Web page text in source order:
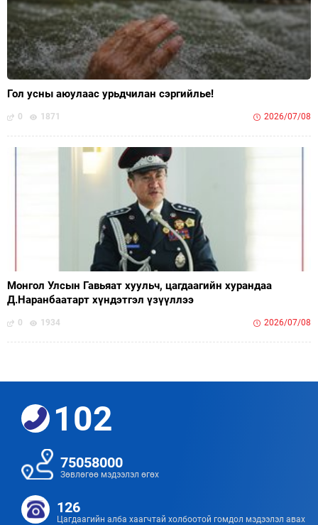
Гол усны аюулаас урьдчилан сэргийлье!
0 1871 2026/07/08
Монгол Улсын Гавьяат хуульч, цагдаагийн хурандаа
Д.Наранбаатарт хүндэтгэл үзүүллээ
0 1934 2026/07/08
102
75058000
Зөвлөгөө мэдээлэл өгөх
126
Цагдаагийн алба хаагчтай холбоотой гомдол мэдээлэл авах